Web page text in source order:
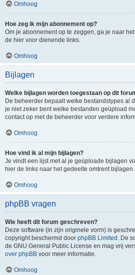
Omhoog
Hoe zeg ik mijn abonnement op?
Om je abonnement op te zeggen, ga je naar
de hier voor dienende links.
Omhoog
Bijlagen
Welke bijlagen worden toegestaan op dit
De beheerder bepaalt welke bestandstypes al
je niet zeker bent welke bestanden geüpload
contact op met de beheerder voor verdere
Omhoog
Hoe vind ik al mijn bijlagen?
Je vindt een lijst met al je geüploade bijlagen
hier de links naar het gedeelte omtrent bijlagen.
Omhoog
phpBB vragen
Wie heeft dit forum geschreven?
Deze software (in zijn originele vorm) is
copyright beschermd door phpBB Limited . De
de GNU General Public License en mag vrij
over phpBB voor meer informatie.
Omhoog